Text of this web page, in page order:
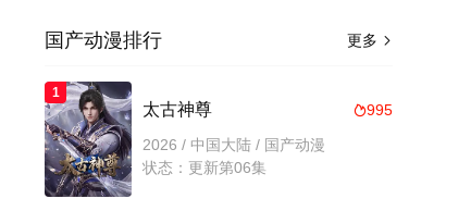
更多 
国产动漫排行
1
995
太古神尊
2026 / 中国大陆 / 国产动漫
状态：更新第06集